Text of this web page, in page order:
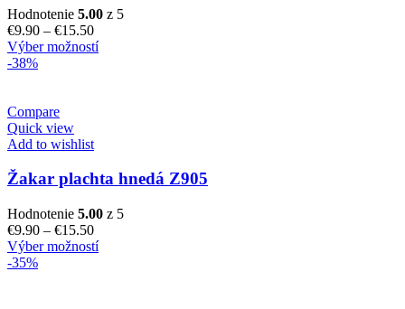
Hodnotenie 5.00 z 5
€9.90 – €15.50Price
range:
Výber možnostíTento
vybrať
stránke
-38%
Compare
Quick view
Add to wishlist
Žakar plachta hnedá Z905
Hodnotenie 5.00 z 5
€9.90 – €15.50Price
range:
Výber možnostíTento
-35%